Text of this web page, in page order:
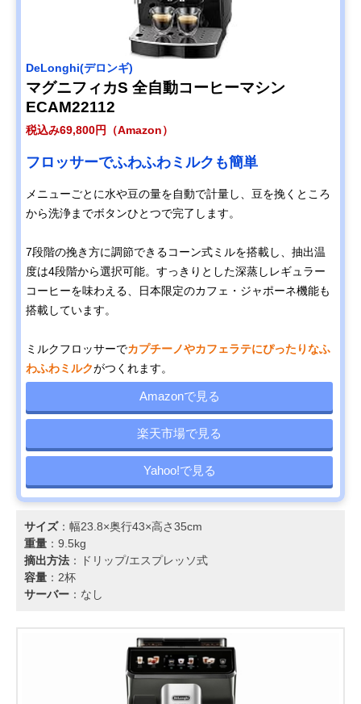
‎DeLonghi(デロンギ)
マグニフィカS 全自動コーヒーマシン
ECAM22112
税込み69,800円（Amazon）
フロッサーでふわふわミルクも簡単
メニューごとに水や豆の量を自動で計量し、豆を挽くところ
から洗浄までボタンひとつで完了します。
7段階の挽き方に調節できるコーン式ミルを搭載し、抽出温
度は4段階から選択可能。すっきりとした深蒸しレギュラー
コーヒーを味わえる、日本限定のカフェ・ジャポーネ機能も
搭載しています。
ミルクフロッサーでカプチーノやカフェラテにぴったりなふ
わふわミルクがつくれます。
Amazonで見る
楽天市場で見る
Yahoo!で見る
サイズ：幅23.8×奥行43×高さ35cm
重量 ：9.5kg
摘出方法 ：ドリップ/エスプレッソ式
容量 ：2杯
サーバー ：なし